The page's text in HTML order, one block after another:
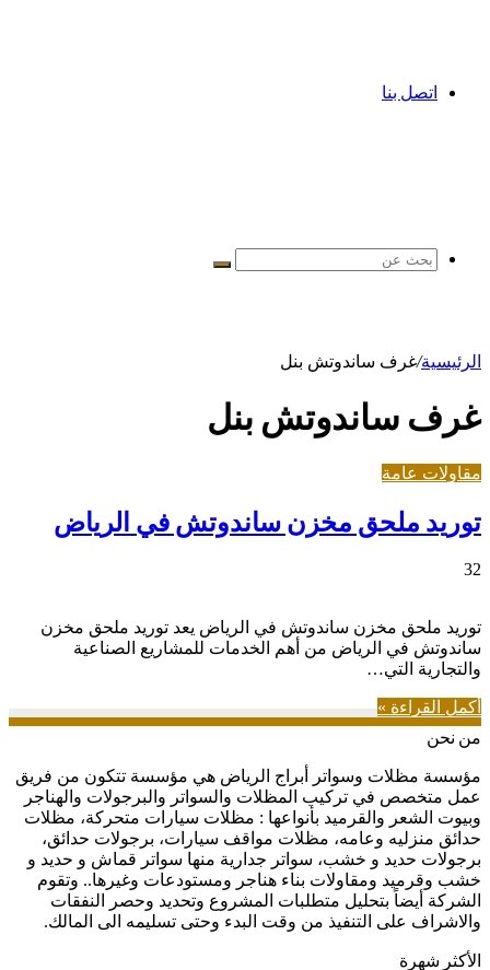
اتصل بنا
بحث
الرئيسية/غرف ساندوتش بنل
غرف ساندوتش بنل
مقاولات عامة
توريد ملحق مخزن ساندوتش في الرياض
32
توريد ملحق مخزن ساندوتش في الرياض يعد توريد ملحق مخزن
ساندوتش في الرياض من أهم الخدمات للمشاريع الصناعية
والتجارية التي…
أكمل القراءة »
من نحن
مؤسسة مظلات وسواتر أبراج الرياض هي مؤسسة تتكون من فريق
عمل متخصص في تركيب المظلات والسواتر والبرجولات والهناجر
وبيوت الشعر والقرميد بأنواعها : مظلات سيارات متحركة، مظلات
حدائق منزليه وعامه، مظلات مواقف سيارات، برجولات حدائق،
برجولات حديد و خشب، سواتر جدارية منها سواتر قماش و حديد و
خشب وقرميد ومقاولات بناء هناجر ومستودعات وغيرها.. وتقوم
الشركة أيضاً بتحليل متطلبات المشروع وتحديد وحصر النفقات
والاشراف على التنفيذ من وقت البدء وحتى تسليمه الى المالك.
الأكثر شهرة